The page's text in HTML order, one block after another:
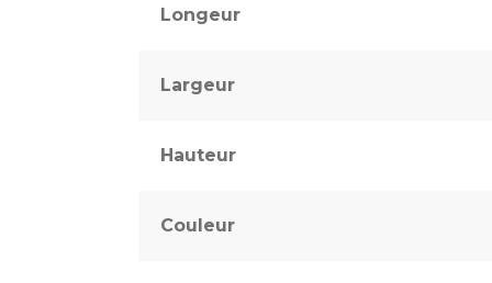
Longeur
Largeur
Hauteur
Couleur